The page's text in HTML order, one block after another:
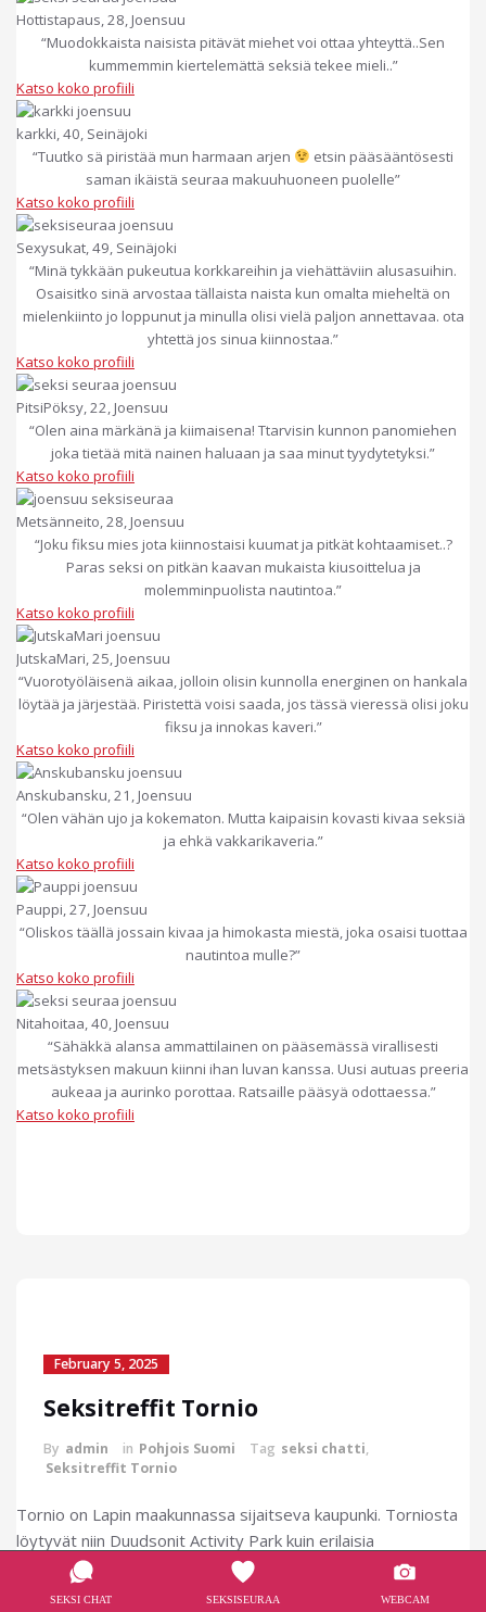
Hottistapaus, 28, Joensuu
“Muodokkaista naisista pitävät miehet voi ottaa yhteyttä..Sen
kummemmin kiertelemättä seksiä tekee mieli..”
Katso koko profiili
karkki, 40, Seinäjoki
“Tuutko sä piristää mun harmaan arjen
etsin pääsääntösesti
saman ikäistä seuraa makuuhuoneen puolelle”
Katso koko profiili
Sexysukat, 49, Seinäjoki
“Minä tykkään pukeutua korkkareihin ja viehättäviin alusasuihin.
Osaisitko sinä arvostaa tällaista naista kun omalta mieheltä on
mielenkiinto jo loppunut ja minulla olisi vielä paljon annettavaa. ota
yhtettä jos sinua kiinnostaa.”
Katso koko profiili
PitsiPöksy, 22, Joensuu
“Olen aina märkänä ja kiimaisena! Ttarvisin kunnon panomiehen
joka tietää mitä nainen haluaan ja saa minut tyydytetyksi.”
Katso koko profiili
Metsänneito, 28, Joensuu
“Joku fiksu mies jota kiinnostaisi kuumat ja pitkät kohtaamiset..?
Paras seksi on pitkän kaavan mukaista kiusoittelua ja
molemminpuolista nautintoa.”
Katso koko profiili
JutskaMari, 25, Joensuu
“Vuorotyöläisenä aikaa, jolloin olisin kunnolla energinen on hankala
löytää ja järjestää. Piristettä voisi saada, jos tässä vieressä olisi joku
fiksu ja innokas kaveri.”
Katso koko profiili
Anskubansku, 21, Joensuu
“Olen vähän ujo ja kokematon. Mutta kaipaisin kovasti kivaa seksiä
ja ehkä vakkarikaveria.”
Katso koko profiili
Pauppi, 27, Joensuu
“Oliskos täällä jossain kivaa ja himokasta miestä, joka osaisi tuottaa
nautintoa mulle?”
Katso koko profiili
Nitahoitaa, 40, Joensuu
“Sähäkkä alansa ammattilainen on pääsemässä virallisesti
metsästyksen makuun kiinni ihan luvan kanssa. Uusi autuas preeria
aukeaa ja aurinko porottaa. Ratsaille pääsyä odottaessa.”
Katso koko profiili
February 5, 2025
Seksitreffit Tornio
By admin in Pohjois Suomi Tag seksi chatti,
Seksitreffit Tornio
Tornio on Lapin maakunnassa sijaitseva kaupunki. Torniosta
löytyvät niin Duudsonit Activity Park kuin erilaisia
museoitakin. Jos haet julkista seksiä Torniossa, niin
suositeltavaa on hieman syrjemmillä alueilla. Kaupungin
SEKSI CHAT SEKSISEURAA WEBCAM